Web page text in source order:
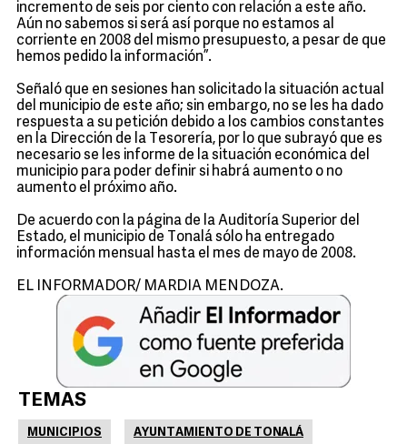
incremento de seis por ciento con relación a este año.
Aún no sabemos si será así porque no estamos al
corriente en 2008 del mismo presupuesto, a pesar de que
hemos pedido la información”.
Señaló que en sesiones han solicitado la situación actual
del municipio de este año; sin embargo, no se les ha dado
respuesta a su petición debido a los cambios constantes
en la Dirección de la Tesorería, por lo que subrayó que es
necesario se les informe de la situación económica del
municipio para poder definir si habrá aumento o no
aumento el próximo año.
De acuerdo con la página de la Auditoría Superior del
Estado, el municipio de Tonalá sólo ha entregado
información mensual hasta el mes de mayo de 2008.
EL INFORMADOR/ MARDIA MENDOZA.
TEMAS
MUNICIPIOS AYUNTAMIENTO DE TONALÁ